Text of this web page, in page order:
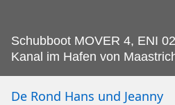
Schubboot MOVER 4, ENI
Kanal im Hafen von
De Rond Hans und Jeanny